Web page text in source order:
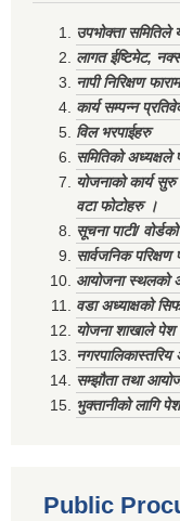
उपभोक्ता समितिले
लागत ईष्टिमेट,
नापी निरिक्षण
कार्य सम्पन्न
विल भरपाईहरु
समितिको अध्यक्षले
योजनाको कार्य
वटा फोटोहरु ।
सूचना पाटी/
सार्वजनिक
आयोजना स्थलको
वडा अध्याक्षको
योजना शाखाले
सम्झौता तथा
भुक्तानीको लागि
Public